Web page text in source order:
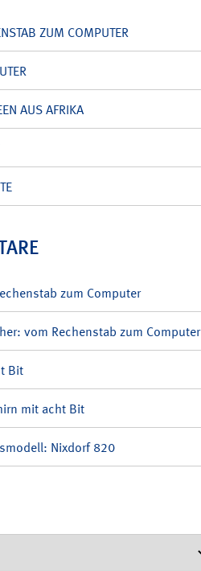
ZUM COMPUTER
AUS AFRIKA
zum Computer
vom Rechenstab zum Computer
Bit
mit acht Bit
Nixdorf 820